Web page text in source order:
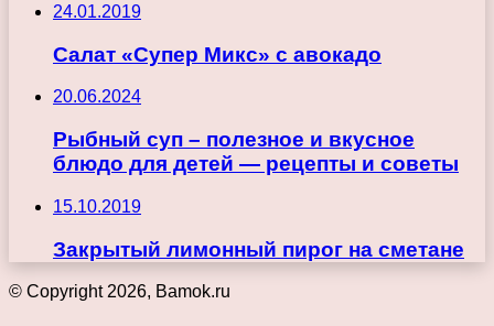
24.01.2019
Салат «Супер Микс» с авокадо
20.06.2024
Рыбный суп – полезное и вкусное
блюдо для детей — рецепты и советы
15.10.2019
Закрытый лимонный пирог на сметане
© Copyright 2026, Bamok.ru